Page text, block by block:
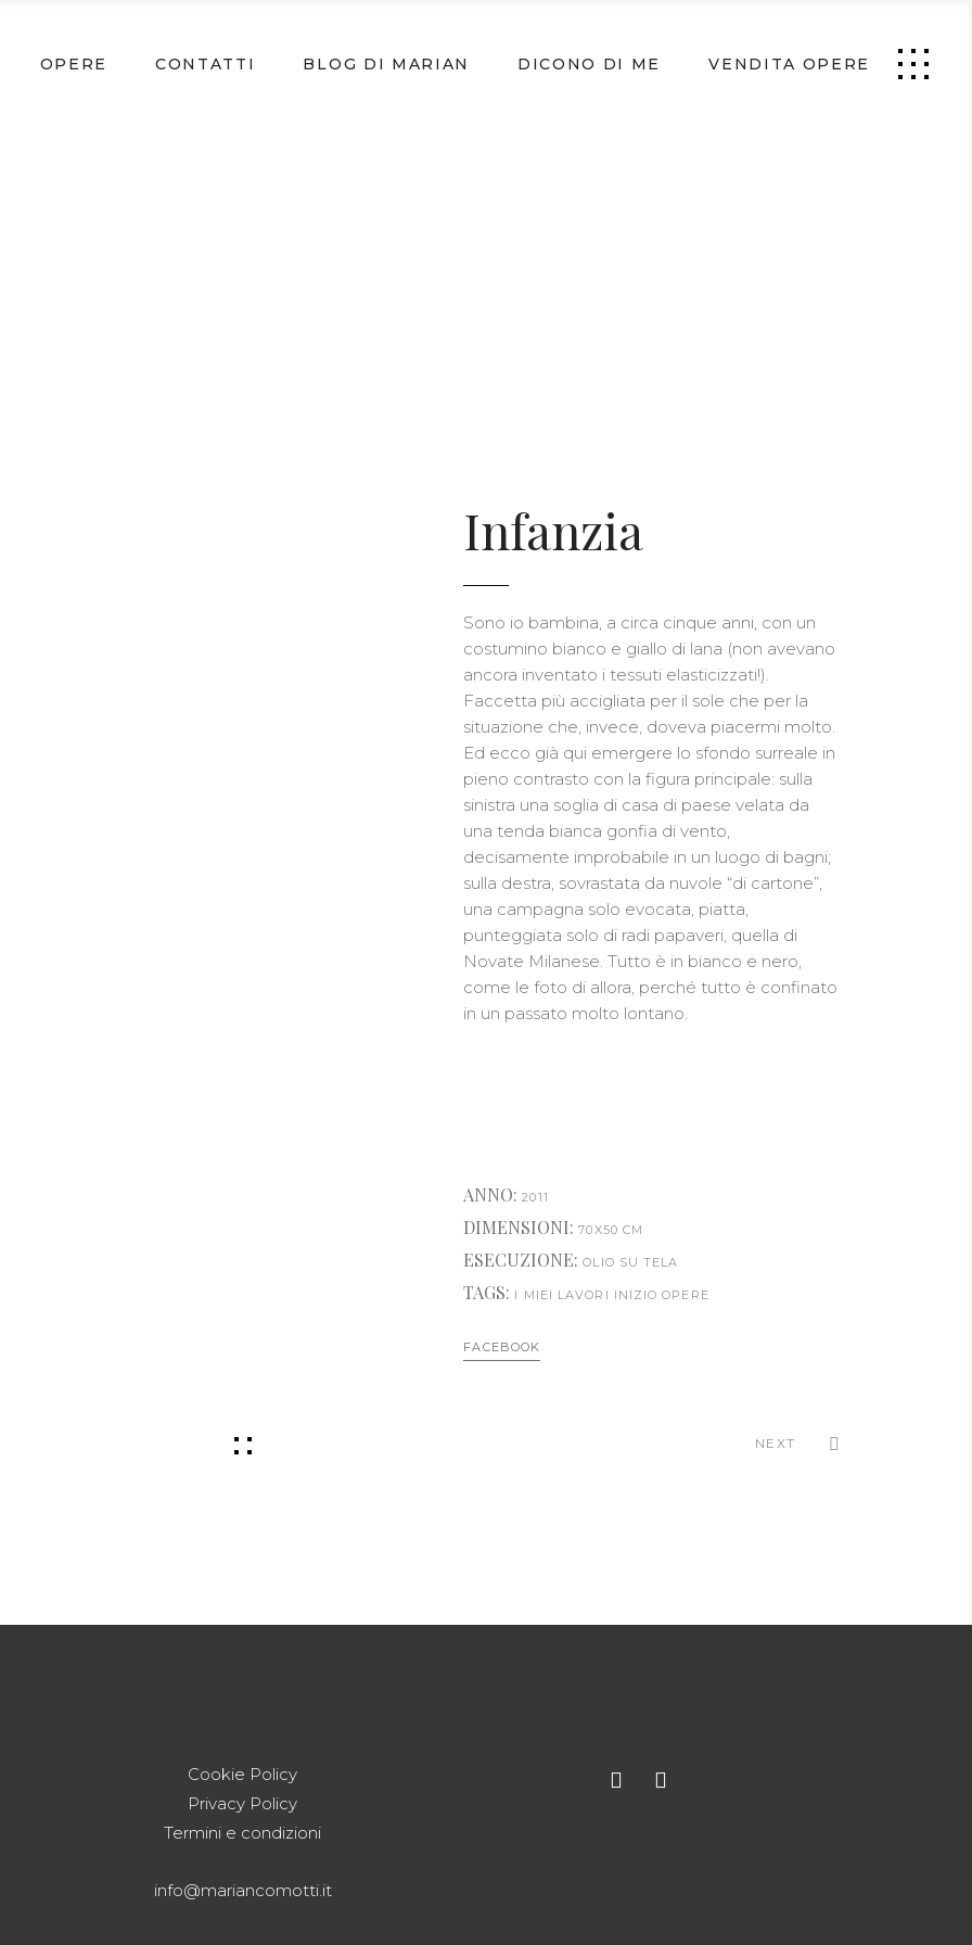
OPERE CONTATTI BLOG DI MARIAN DICONO DI ME VENDITA OPERE
Infanzia
Sono io bambina, a circa cinque anni, con un
costumino bianco e giallo di lana (non avevano
ancora inventato i tessuti elasticizzati!).
Faccetta più accigliata per il sole che per la
situazione che, invece, doveva piacermi molto.
Ed ecco già qui emergere lo sfondo surreale in
pieno contrasto con la figura principale: sulla
sinistra una soglia di casa di paese velata da
una tenda bianca gonfia di vento,
decisamente improbabile in un luogo di bagni;
sulla destra, sovrastata da nuvole “di cartone”,
una campagna solo evocata, piatta,
punteggiata solo di radi papaveri, quella di
Novate Milanese. Tutto è in bianco e nero,
come le foto di allora, perché tutto è confinato
in un passato molto lontano.
ANNO: 2011
DIMENSIONI: 70X50 CM
ESECUZIONE: OLIO SU TELA
TAGS: I MIEI LAVORI INIZIO OPERE
FACEBOOK
NEXT
Cookie Policy
Privacy Policy
Termini e condizioni
info@mariancomotti.it